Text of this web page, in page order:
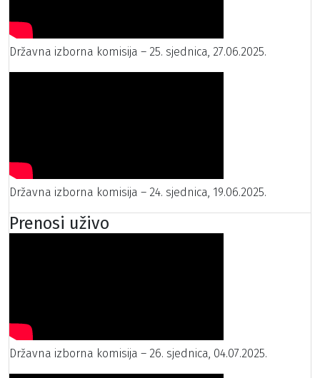
Državna izborna komisija – 25. sjednica, 27.06.2025.
Državna izborna komisija – 24. sjednica, 19.06.2025.
Prenosi uživo
Državna izborna komisija – 26. sjednica, 04.07.2025.